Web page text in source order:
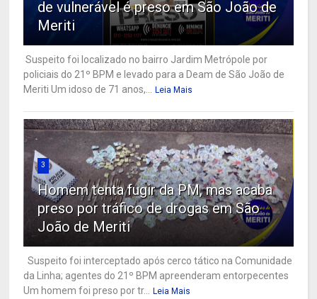
de vulnerável é preso em São João de
Meriti
Suspeito foi localizado no bairro Jardim Metrópole por
policiais do 21º BPM e levado para a Deam de São João de
Meriti Um idoso de 71 anos,...
Leia Mais
3
Homem tenta fugir da PM, mas acaba
preso por tráfico de drogas em São
João de Meriti
Suspeito foi interceptado após cerco tático na Comunidade
da Linha; agentes do 21º BPM apreenderam entorpecentes
Um homem foi preso por tr...
Leia Mais